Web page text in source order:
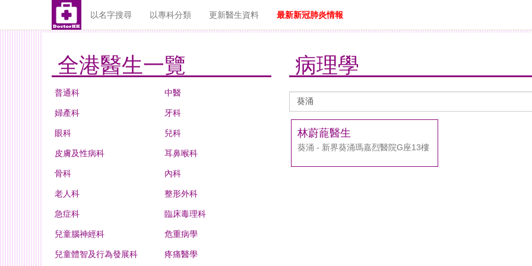
以名字搜尋 以專科分類 更新醫生資料 最新新冠肺炎情報
全港醫生一覽
普通科 中醫
婦產科 牙科
眼科 兒科
皮膚及性病科 耳鼻喉科
骨科 內科
老人科 整形外科
急症科 臨床毒理科
兒童腦神經科 危重病學
兒童體智及行為發展科 疼痛醫學
病理學
生
林蔚蘢醫生
葵涌 - 新界葵涌瑪嘉烈醫院G座13樓